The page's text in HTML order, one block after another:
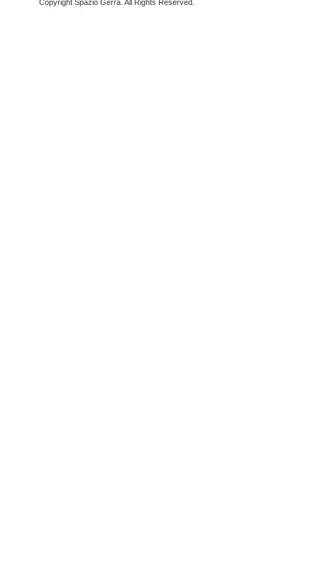
Copyright Spazio Gerra. All Rights Reserved.